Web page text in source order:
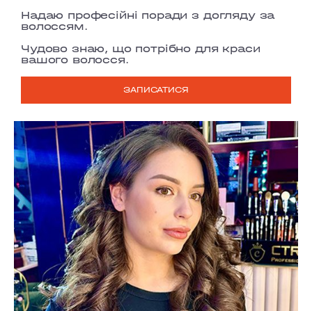
Надаю професійні поради з догляду за
волоссям.
Чудово знаю, що потрібно для краси
вашого волосся.
ЗАПИСАТИСЯ